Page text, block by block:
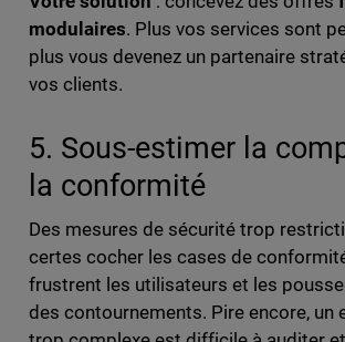
modulaires. Plus vos services sont
plus vous devenez un partenaire
vos clients.
5. Sous-estimer la
la conformité
Des mesures de sécurité trop
certes cocher les cases de
frustrent les utilisateurs et les
des contournements. Pire encore, un